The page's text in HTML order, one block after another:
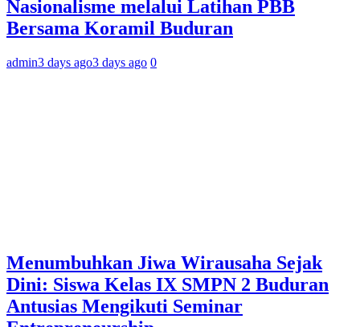
Nasionalisme melalui Latihan PBB
Bersama Koramil Buduran
admin3 days ago3 days ago 0
Menumbuhkan Jiwa Wirausaha Sejak
Dini: Siswa Kelas IX SMPN 2 Buduran
Antusias Mengikuti Seminar